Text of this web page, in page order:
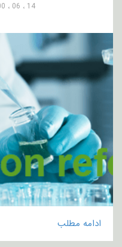
14 ، 06 ، 1400
ادامه مطلب